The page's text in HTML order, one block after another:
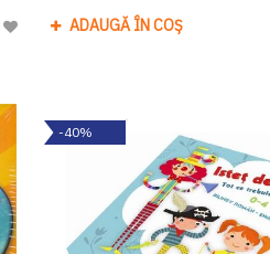
Adaugă
de
Dorinte
ADAUGĂ ÎN COȘ
-40%